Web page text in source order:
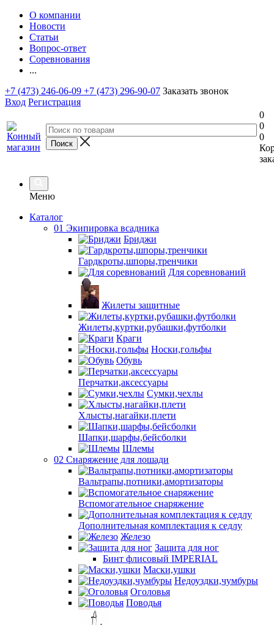
О компании
Новости
Статьи
Вопрос-ответ
Соревнования
...
+7 (473) 246-06-09 +7 (473) 296-90-07 Заказать звонок
Вход Регистрация
0
0
0
Меню
Каталог
01 Экипировка всадника
Бриджи
Гардкроты,шпоры,тренчики
Для соревнований
Жилеты защитные
Жилеты,куртки,рубашки,футболки
Краги
Носки,гольфы
Обувь
Перчатки,аксессуары
Сумки,чехлы
Хлысты,нагайки,плети
Шапки,шарфы,бейсболки
Шлемы
02 Снаряжение для лошади
Вальтрапы,потники,амортизаторы
Вспомогательное снаряжение
Дополнительная комплектация к седлу
Железо
Защита для ног
Бинт флисовый IMPERIAL
Маски,ушки
Недоуздки,чумбуры
Оголовья
Поводья